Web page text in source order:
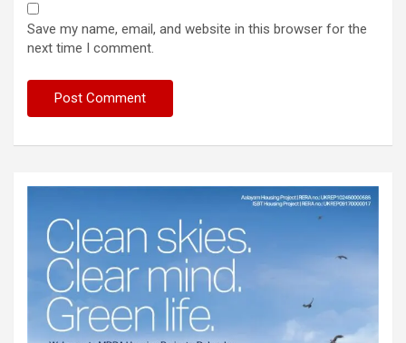
Save my name, email, and website in this browser for the
next time I comment.